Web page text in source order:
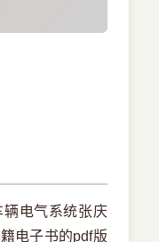
电气系统张庆
电子书的pdf版